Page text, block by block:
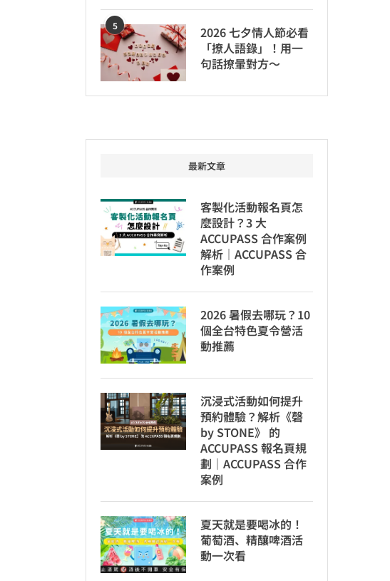
5
2026 七夕情人節必看
「撩人語錄」！用一
句話撩暈對方～
最新文章
客製化活動報名頁怎
麼設計？3 大
ACCUPASS 合作案例
解析｜ACCUPASS 合
作案例
2026 暑假去哪玩？10
個全台特色夏令營活
動推薦
沉浸式活動如何提升
預約體驗？解析《磬
by STONE》 的
ACCUPASS 報名頁規
劃｜ACCUPASS 合作
案例
夏天就是要喝冰的！
葡萄酒、精釀啤酒活
動一次看